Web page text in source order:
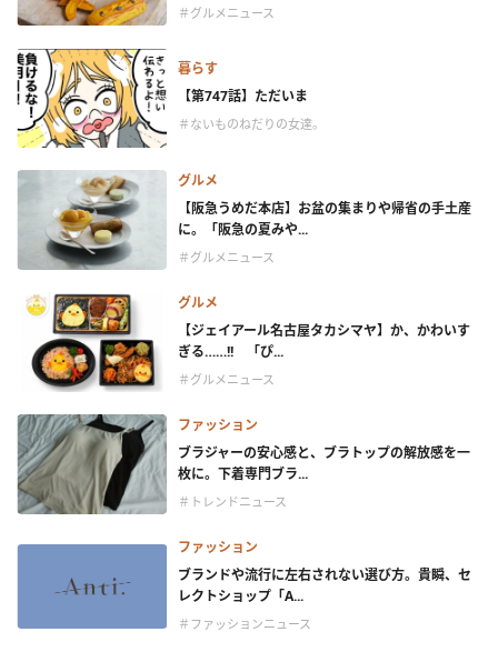
＃グルメニュース
暮らす
【第747話】ただいま
＃ないものねだりの女達。
グルメ
【阪急うめだ本店】お盆の集まりや帰省の手土産
に。「阪急の夏みや...
＃グルメニュース
グルメ
【ジェイアール名古屋タカシマヤ】か、かわいす
ぎる……!! 「ぴ...
＃グルメニュース
ファッション
ブラジャーの安心感と、ブラトップの解放感を一
枚に。下着専門ブラ...
＃トレンドニュース
ファッション
ブランドや流行に左右されない選び方。貴瞬、セ
レクトショップ「A...
＃ファッションニュース